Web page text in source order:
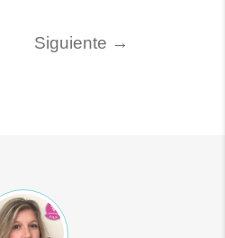
Siguiente →